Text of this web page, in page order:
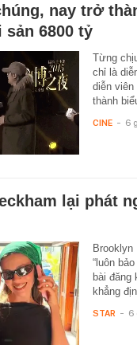
nay trở
6800 tỷ
Từng
chỉ là
diễn
thành
CINE - 6
lại phát
Brooklyn
“luôn
bài đăng
khẳng
STAR - 6